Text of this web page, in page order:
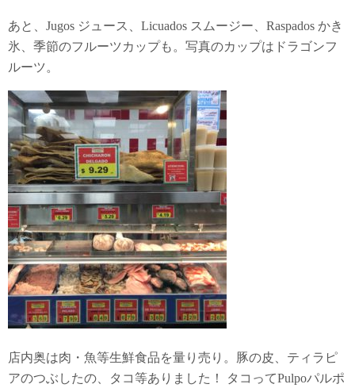
あと、Jugos ジュース、Licuados スムージー、Raspados かき
氷、季節のフルーツカップも。写真のカップはドラゴンフ
ルーツ。
店内奥は肉・魚等生鮮食品を量り売り。豚の皮、ティラピ
アのつぶしたの、タコ等ありました！ タコってPulpoパルポ